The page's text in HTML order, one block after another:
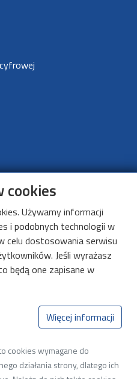
i Technik
B18, 93-005 Łódź
cookies
Używamy informacji
i podobnych technologii w
celu dostosowania serwisu
Jeśli wyrażasz
będą one zapisane w
Więcej informacji
cookies wymagane do
działania strony, dlatego ich